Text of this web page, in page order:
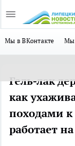
Мы в ВКонтакте Мы
Гель-лак
как
походами к
работает